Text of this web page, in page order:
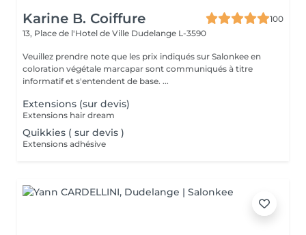
Karine B. Coiffure
100
13, Place de l'Hotel de Ville Dudelange L-3590
Veuillez prendre note que les prix indiqués sur Salonkee en
coloration végétale marcapar sont communiqués à titre
informatif et s'entendent de base. ...
Extensions (sur devis)
Extensions hair dream
Quikkies ( sur devis )
Extensions adhésive